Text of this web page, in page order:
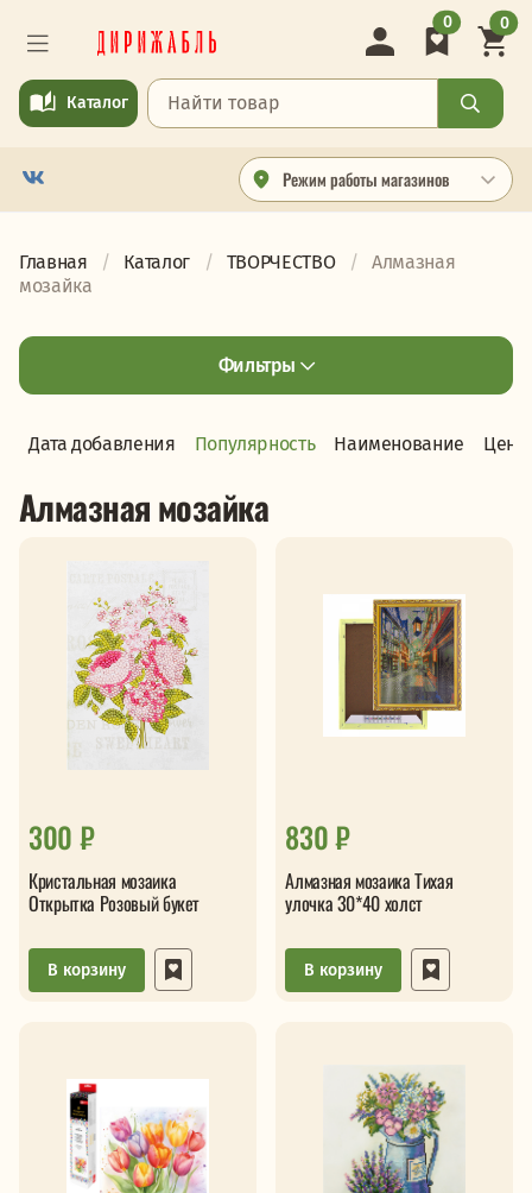
Режим работы магазинов
Каталог
0 0
Главная Каталог ТВОРЧЕСТВО
Алмазная
мозайка
Фильтры
Дата добавления Популярность Наименование Цена
Алмазная мозайка
300 ₽
Кристальная мозаика
Открытка Розовый букет
В корзину
830 ₽
Алмазная мозаика Тихая
улочка 30*40 холст
В корзину